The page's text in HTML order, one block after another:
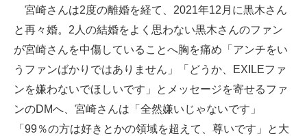
宮崎さんは2度の離婚を経て、2021年12月に黒木さん
と再々婚。2人の結婚をよく思わない黒木さんのファン
が宮崎さんを中傷していることへ胸を痛め「アンチをい
うファンばかりではありません」「どうか、EXILEファ
ンを嫌わないでほしいです」とメッセージを寄せるファ
ンのDMへ、宮崎さんは「全然嫌いじゃないです」
「99％の方は好きとかの領域を超えて、尊いです」と大